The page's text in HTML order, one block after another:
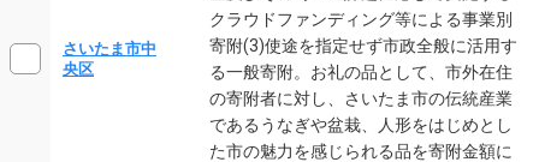
さいたま市中
央区
クラウドファンディング等による事業別
寄附(3)使途を指定せず市政全般に活用す
る一般寄附。お礼の品として、市外在住
の寄附者に対し、さいたま市の伝統産業
であるうなぎや盆栽、人形をはじめとし
た市の魅力を感じられる品を寄附金額に